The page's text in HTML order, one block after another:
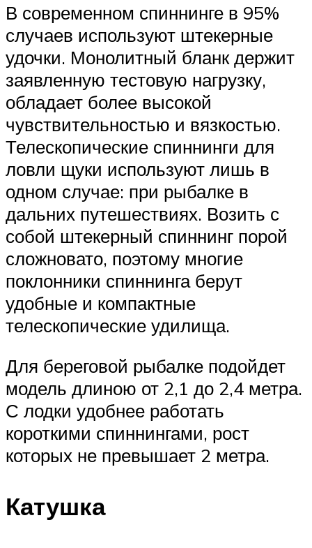
В современном спиннинге в 95%
случаев используют штекерные
удочки. Монолитный бланк держит
заявленную тестовую нагрузку,
обладает более высокой
чувствительностью и вязкостью.
Телескопические спиннинги для
ловли щуки используют лишь в
одном случае: при рыбалке в
дальних путешествиях. Возить с
собой штекерный спиннинг порой
сложновато, поэтому многие
поклонники спиннинга берут
удобные и компактные
телескопические удилища.
Для береговой рыбалке подойдет
модель длиною от 2,1 до 2,4 метра.
С лодки удобнее работать
короткими спиннингами, рост
которых не превышает 2 метра.
Катушка